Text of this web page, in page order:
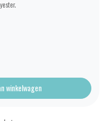
winkelwagen